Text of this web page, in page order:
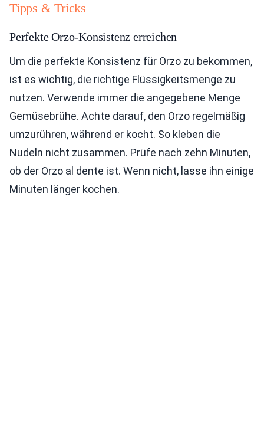
Tipps & Tricks
Perfekte Orzo-Konsistenz erreichen
Um die perfekte Konsistenz für Orzo zu bekommen,
ist es wichtig, die richtige Flüssigkeitsmenge zu
nutzen. Verwende immer die angegebene Menge
Gemüsebrühe. Achte darauf, den Orzo regelmäßig
umzurühren, während er kocht. So kleben die
Nudeln nicht zusammen. Prüfe nach zehn Minuten,
ob der Orzo al dente ist. Wenn nicht, lasse ihn einige
Minuten länger kochen.